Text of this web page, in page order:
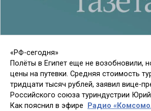
«РФ-сегодня»
Полёты в Египет еще не возобновили,
цены на путевки. Средняя стоимость
тридцати тысяч рублей, заявил вице-
Российского союза туриндустрии
Как пояснил в эфире
Радио